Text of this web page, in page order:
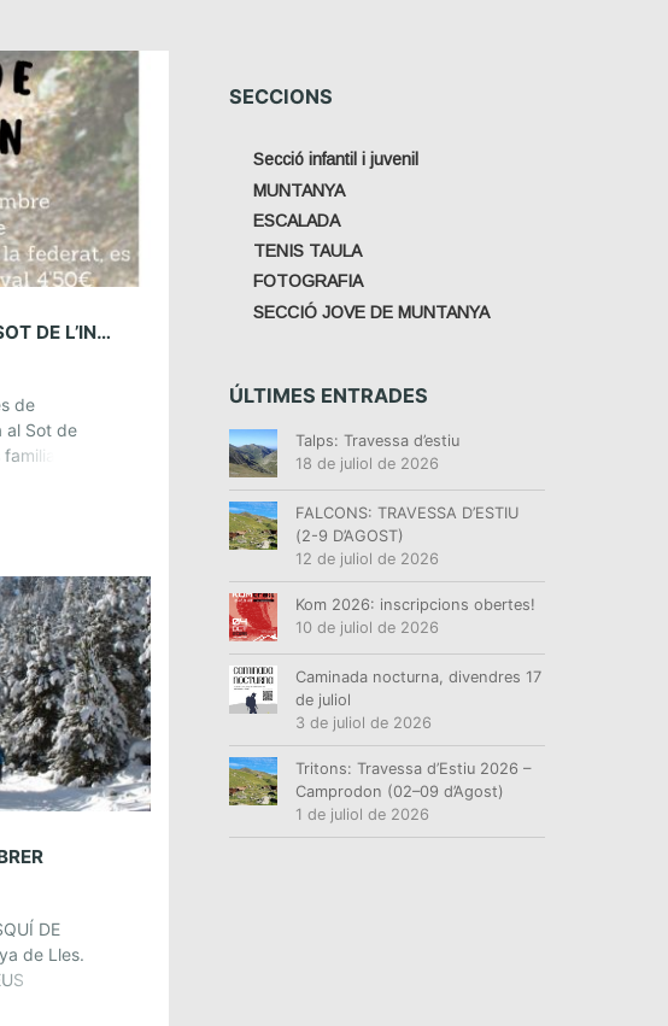
SORTIDA SECCIÓ FAMILIAR AL SOT DE L’INFERN. 20 DE NOVEMBRE
de
al Sot de
pel
DE
de Lles.
SECCIONS
Secció infantil i juvenil
MUNTANYA
ESCALADA
TENIS TAULA
FOTOGRAFIA
SECCIÓ JOVE DE MUNTANYA
ÚLTIMES ENTRADES
Talps: Travessa d’estiu
18 de juliol de 2026
FALCONS: TRAVESSA D’ESTIU
(2-9 D’AGOST)
12 de juliol de 2026
Kom 2026: inscripcions obertes!
10 de juliol de 2026
Caminada nocturna, divendres 17
de juliol
3 de juliol de 2026
Tritons: Travessa d’Estiu 2026 –
Camprodon (02–09 d’Agost)
1 de juliol de 2026